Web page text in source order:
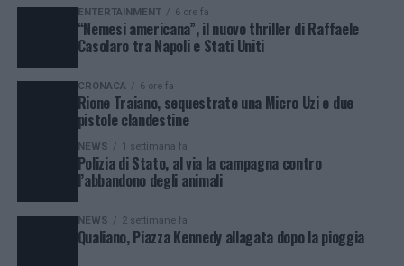
ENTERTAINMENT 6 ore fa
“Nemesi americana”, il nuovo thriller di Raffaele
Casolaro tra Napoli e Stati Uniti
CRONACA 6 ore fa
Rione Traiano, sequestrate una Micro Uzi e due
pistole clandestine
NEWS 1 settimana fa
Polizia di Stato, al via la campagna contro
l’abbandono degli animali
NEWS 2 settimane fa
Qualiano, Piazza Kennedy allagata dopo la pioggia